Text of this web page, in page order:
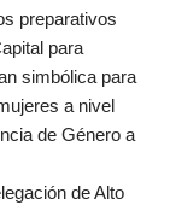
preparativos
para
simbólica para
a nivel
de Género a
de Alto